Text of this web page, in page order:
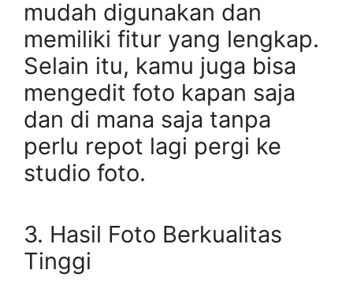
mudah digunakan dan
memiliki fitur yang lengkap.
Selain itu, kamu juga bisa
mengedit foto kapan saja
dan di mana saja tanpa
perlu repot lagi pergi ke
studio foto.
3. Hasil Foto Berkualitas
Tinggi